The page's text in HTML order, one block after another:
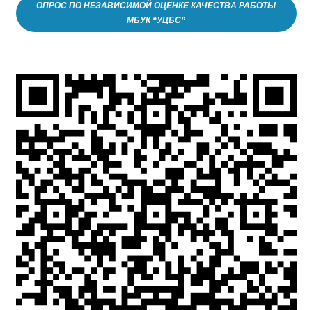
ОПРОС ПО НЕЗАВИСИМОЙ ОЦЕНКЕ КАЧЕСТВА РАБОТЫ
МБУК “УЦБС”